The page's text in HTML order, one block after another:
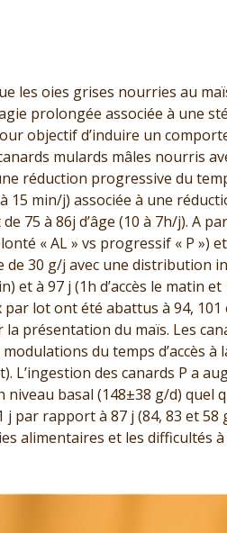
les oies grises nourries au
prolongée associée à une
objectif d’induire un
mulards mâles nourris
réduction progressive du
15 min/j) associée à une
75 à 86j d’âge (10 à 7h/j).
« AL » vs progressif « P
30 g/j avec une distribution
et à 97 j (1h d’accès le
par lot ont été abattus à 94,
la présentation du maïs. Les
du temps d’accès
L’ingestion des canards P a
niveau basal (148±38 g/d)
par rapport à 87 j (84, 83 et
alimentaires et les difficultés